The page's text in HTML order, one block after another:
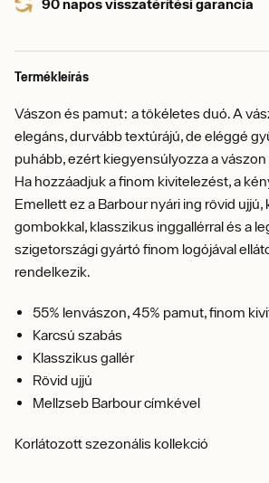
90 napos visszatérítési garancia
Termékleírás
Vászon és pamut: a tökéletes duó. A
elegáns, durvább textúrájú, de eléggé
puhább, ezért kiegyensúlyozza a
Ha hozzáadjuk a finom kivitelezést, a
Emellett ez a Barbour nyári ing rövid
gombokkal, klasszikus inggallérral és a
szigetországi gyártó finom logójával
rendelkezik.
55% lenvászon, 45% pamut, finom
Karcsú szabás
Klasszikus gallér
Rövid ujjú
Mellzseb Barbour címkével
Korlátozott szezonális kollekció